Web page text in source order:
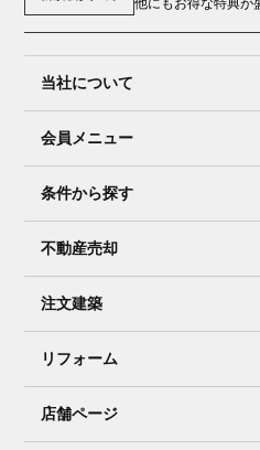
当社について
会員メニュー
条件から探す
不動産売却
注文建築
リフォーム
店舗ページ